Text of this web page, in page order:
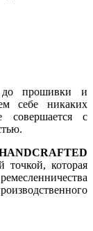
прошивки и
себе никаких
с
точкой, которая